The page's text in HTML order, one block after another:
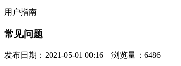
用户指南
常见问题
发布日期：2021-05-01 00:16 浏览量：6486